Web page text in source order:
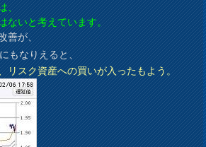
、
ないと考えています。
善が、
にもなりえると、
リスク資産への買いが入ったもよう。